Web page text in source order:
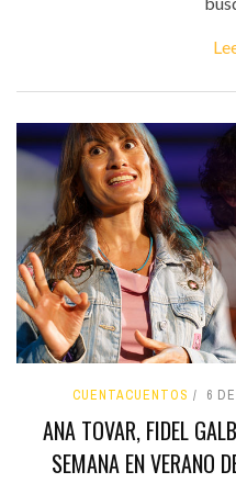
CUENTACUENTOS 6
ANA TOVAR, FIDEL
SEMANA EN VERANO